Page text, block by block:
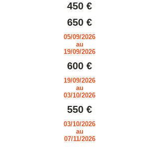
450 €
650 €
05/09/2026
au
19/09/2026
600 €
19/09/2026
au
03/10/2026
550 €
03/10/2026
au
07/11/2026